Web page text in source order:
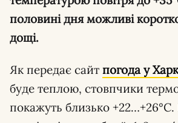
половині дня можливі
дощі.
Як передає сайт погода у
буде теплою, стовпчики
покажуть близько